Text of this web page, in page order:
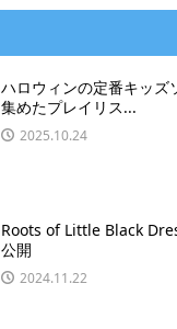
ハロウィンの定番キッズ
集めたプレイリス...
2025.10.24
Roots of Little Black
公開
2024.11.22